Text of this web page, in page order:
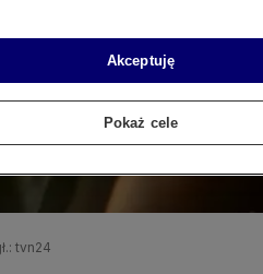
tvn24
Akceptuję
Pokaż cele